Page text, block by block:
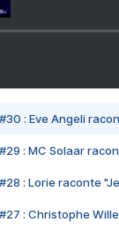
#30 : Eve Angeli
#29 : MC Solaar
#28 : Lorie raconte
#27 : Christophe